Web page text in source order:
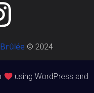
© 2024
using WordPress and